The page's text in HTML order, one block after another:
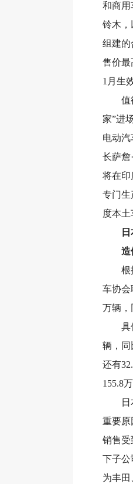
和商用
铃木，
组建的
售价最
1月生
值得
家”进
电动
长萨詹
将在印
专门生
度本土
日
造假
根据
车协会
万辆，
具体
辆，同
还有
155.8
日本
重要原
销售受
下子
为丰